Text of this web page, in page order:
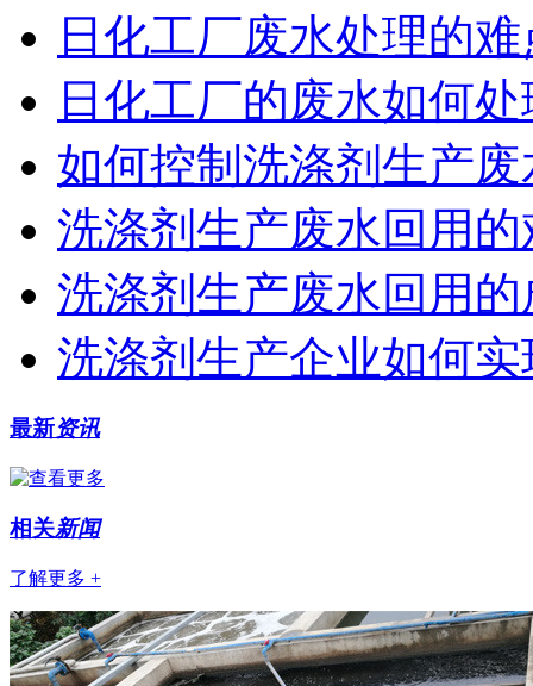
日化工厂废水处理的
日化工厂的废水如何
如何控制洗涤剂生产
洗涤剂生产废水回用
洗涤剂生产废水回用
洗涤剂生产企业如何
最新资讯
相关新闻
了解更多 +